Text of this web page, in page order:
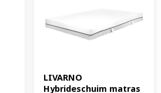
LIVARNO
Hybrideschuim matras